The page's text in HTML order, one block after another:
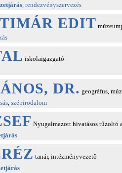
, rendezvényszervezés
EDIT
iskolaigazgató
DR. geográfus,
, szépirodalom
Nyugalmazott hivatásos tűzoltó
tanár, intézményvezető